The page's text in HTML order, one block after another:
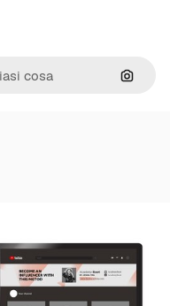
Cerca